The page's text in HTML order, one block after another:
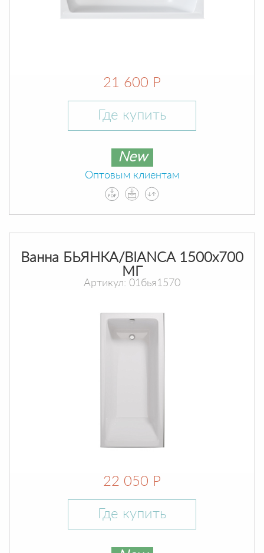
21 600 Р
Где купить
New
Оптовым клиентам
Ванна БЬЯНКА/BIANCA 1500х700
МГ
Артикул: 01бья1570
22 050 Р
Где купить